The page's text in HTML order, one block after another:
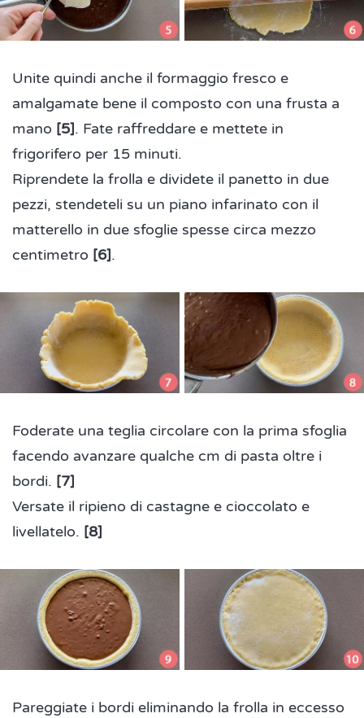
Unite quindi anche il formaggio fresco e
amalgamate bene il composto con una frusta a
mano [5]. Fate raffreddare e mettete in
frigorifero per 15 minuti.
Riprendete la frolla e dividete il panetto in due
pezzi, stendeteli su un piano infarinato con il
matterello in due sfoglie spesse circa mezzo
centimetro [6].
Foderate una teglia circolare con la prima sfoglia
facendo avanzare qualche cm di pasta oltre i
bordi. [7]
Versate il ripieno di castagne e cioccolato e
livellatelo. [8]
Pareggiate i bordi eliminando la frolla in eccesso